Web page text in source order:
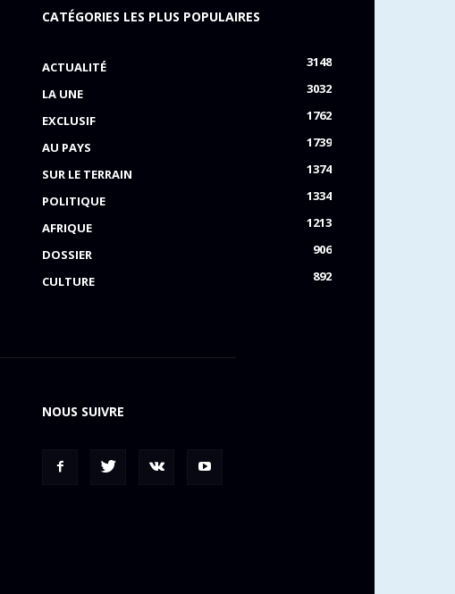
CATÉGORIES LES PLUS POPULAIRES
ACTUALITÉ
3148
LA UNE
3032
EXCLUSIF
1762
AU PAYS
1739
SUR LE TERRAIN
1374
POLITIQUE
1334
AFRIQUE
1213
DOSSIER
906
CULTURE
892
NOUS SUIVRE